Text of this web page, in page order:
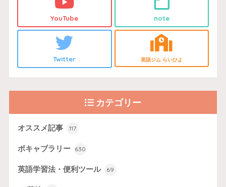
YouTube note
Twitter 英語ジム らいひよ
カテゴリー
オススメ記事 117
ボキャブラリー 630
英語学習法・便利ツール 69